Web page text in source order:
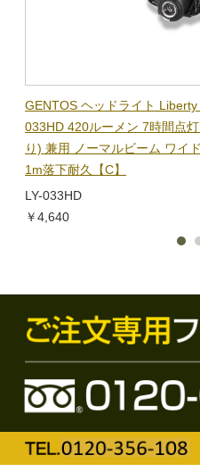
GENTOS ヘッドライト
033HD 420ルーメン 7時間点
り) 兼用 ノーマルビーム ワイ
1m落下耐久【C】
LY-033HD
￥4,640